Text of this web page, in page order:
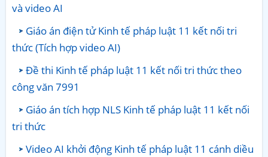
và video AI
Giáo án điện tử Kinh tế pháp luật 11 kết nối tri
thức (Tích hợp video AI)
Đề thi Kinh tế pháp luật 11 kết nối tri thức theo
công văn 7991
Giáo án tích hợp NLS Kinh tế pháp luật 11 kết nối
tri thức
Video AI khởi động Kinh tế pháp luật 11 cánh diều